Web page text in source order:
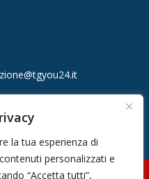
la tua esperienza di
personalizzati e
“Accetta tutti”,